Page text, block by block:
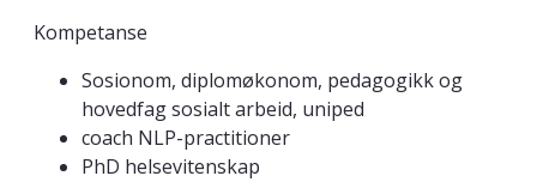
Kompetanse
Sosionom, diplomøkonom, pedagogikk og
hovedfag sosialt arbeid, uniped
coach NLP-practitioner
PhD helsevitenskap